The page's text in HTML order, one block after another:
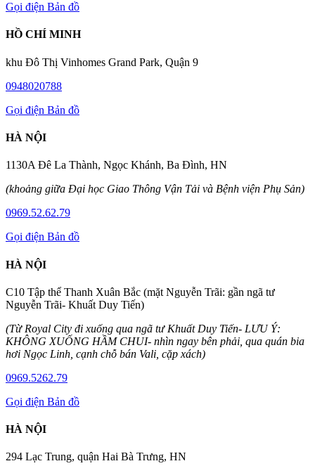
Gọi điện Bản đồ
HỒ CHÍ MINH
khu Đô Thị Vinhomes Grand Park, Quận 9
0948020788
Gọi điện Bản đồ
HÀ NỘI
1130A Đê La Thành, Ngọc Khánh, Ba Đình, HN
(khoảng giữa Đại học Giao Thông Vận Tải và Bệnh viện Phụ Sản)
0969.52.62.79
Gọi điện Bản đồ
HÀ NỘI
C10 Tập thể Thanh Xuân Bắc (mặt Nguyễn Trãi: gần ngã tư
Nguyễn Trãi- Khuất Duy Tiến)
(Từ Royal City đi xuống qua ngã tư Khuất Duy Tiến- LƯU Ý:
KHÔNG XUỐNG HẦM CHUI- nhìn ngay bên phải, qua quán bia
hơi Ngọc Linh, cạnh chỗ bán Vali, cặp xách)
0969.5262.79
Gọi điện Bản đồ
HÀ NỘI
294 Lạc Trung, quận Hai Bà Trưng, HN